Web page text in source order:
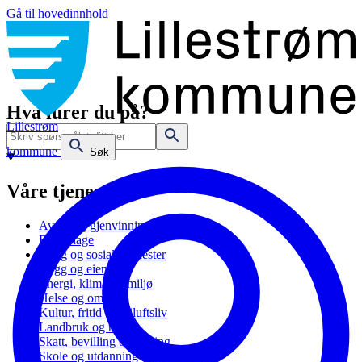
Gå til hovedinnhold
Lillestrøm
kommune
Søk
Hva lurer du på?
Våre tjenester
Avfall og gjenvinning
Barnehage
Bolig og sosiale tjenester
Bygg og eiendom
Energi, klima og miljø
Helse og omsorg
Kultur, fritid og friluftsliv
Landbruk og natur
Skatt, bevilling og næring
Skole og utdanning